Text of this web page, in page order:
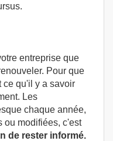
entreprise que
Pour que
ce qu'il y a savoir
Les
chaque année,
ou modifiées, c'est
de rester informé.